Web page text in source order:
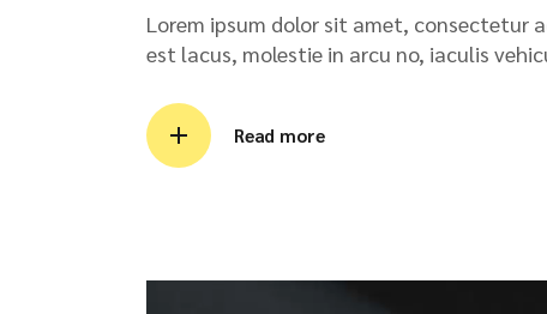
Lorem ipsum dolor sit amet, consectetur
est lacus, molestie in arcu no, iaculis
Read more